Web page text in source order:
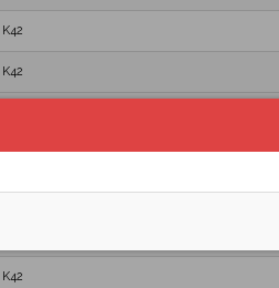
K42
K42
TRES DÍAS (K42 + K12 + KVERTICAL)
K42
K42